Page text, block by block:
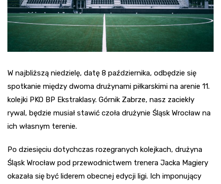
W najbliższą niedzielę, datę 8 października, odbędzie się
spotkanie między dwoma drużynami piłkarskimi na arenie 11.
kolejki PKO BP Ekstraklasy. Górnik Zabrze, nasz zaciekły
rywal, będzie musiał stawić czoła drużynie Śląsk Wrocław na
ich własnym terenie.
Po dziesięciu dotychczas rozegranych kolejkach, drużyna
Śląsk Wrocław pod przewodnictwem trenera Jacka Magiery
okazała się być liderem obecnej edycji ligi. Ich imponujący